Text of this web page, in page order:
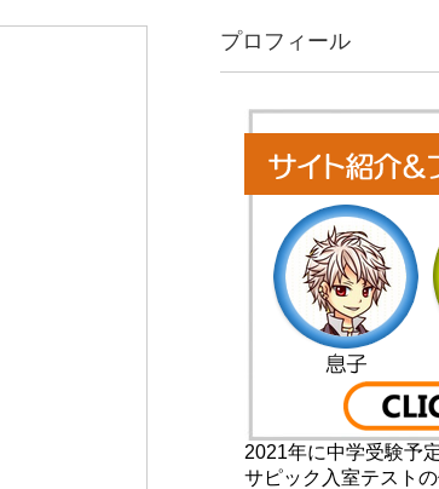
プロフィール
2021年に中学受験予
サピック入室テスト